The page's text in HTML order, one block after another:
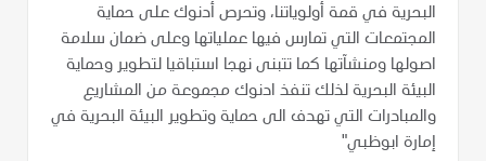
البحرية في قمة أولوياتنا، وتحرص أدنوك على حماية
المجتمعات التي تمارس فيها عملياتها وعلى ضمان سلامة
اصولها ومنشآتها كما تتبنى نهجا استباقيا لتطوير وحماية
البيئة البحرية لذلك تنفذ ادنوك مجموعة من المشاريع
والمبادرات التي تهدف الى حماية وتطوير البيئة البحرية في
إمارة ابوظبي"